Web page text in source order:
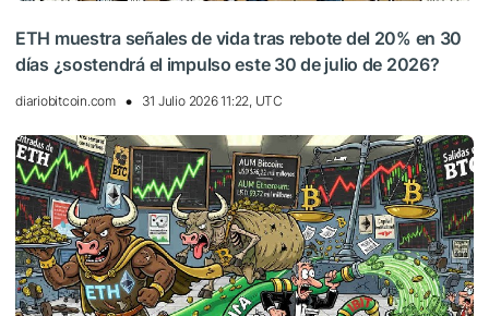
ETH muestra señales de vida tras rebote del 20% en 30
días ¿sostendrá el impulso este 30 de julio de 2026?
diariobitcoin.com 31 Julio 2026 11:22, UTC